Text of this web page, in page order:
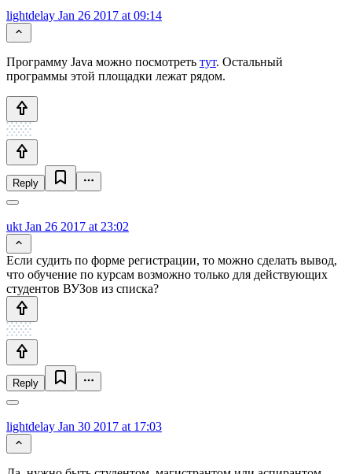
lightdelay Jan 26 2017 at 09:14
Программу Java можно посмотреть тут. Остальный
программы этой площадки лежат рядом.
Reply
ukt Jan 26 2017 at 23:02
Если судить по форме регистрации, то можно сделать вывод,
что обучение по курсам возможно только для действующих
студентов ВУЗов из списка?
Reply
lightdelay Jan 30 2017 at 17:03